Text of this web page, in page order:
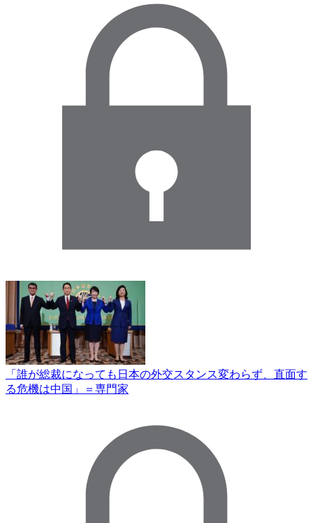
「誰が総裁になっても日本の外交スタンス変わらず、直面す
る危機は中国」＝専門家